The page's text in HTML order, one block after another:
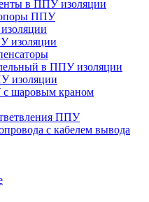
в ППУ изоляции
ППУ
изоляции
в ППУ изоляции
изоляции
шаровым краном
ППУ
с кабелем вывода